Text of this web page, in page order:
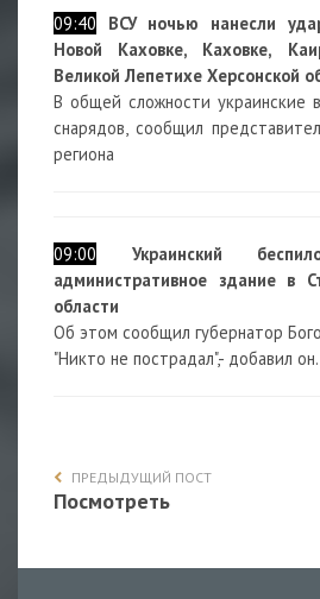
09:40
ВСУ ночью нанесли
Новой Каховке, Каховке,
Великой Лепетихе Херсонской
В общей сложности украинские
снарядов, сообщил
региона
09:00
Украинский
административное здание в
области
Об этом сообщил губернатор
"Никто не пострадал",- добавил он.
ПРЕДЫДУЩИЙ ПОСТ
Посмотреть